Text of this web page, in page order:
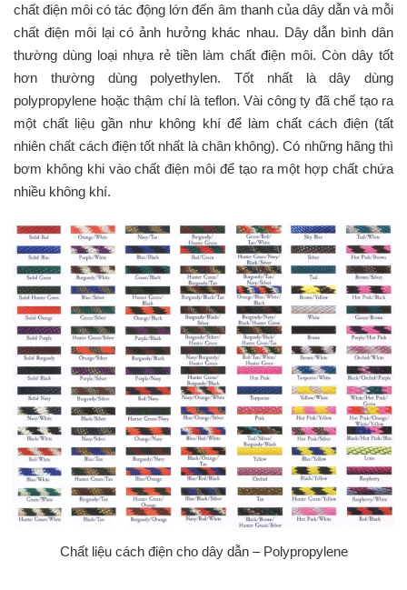
chất điện môi có tác động lớn đến âm thanh của dây dẫn và mỗi
chất điện môi lại có ảnh hưởng khác nhau. Dây dẫn bình dân
thường dùng loại nhựa rẻ tiền làm chất điện môi. Còn dây tốt
hơn thường dùng polyethylen. Tốt nhất là dây dùng
polypropylene hoặc thậm chí là teflon. Vài công ty đã chế tạo ra
một chất liệu gần như không khí để làm chất cách điện (tất
nhiên chất cách điện tốt nhất là chân không). Có những hãng thì
bơm không khi vào chất điện môi để tạo ra một hợp chất chứa
nhiều không khí.
Chất liệu cách điện cho dây dẫn – Polypropylene